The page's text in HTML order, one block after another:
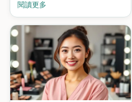
新韓國美容趨勢如何重新定義香
港美容行業，以及如何透過專業
認證課程掌握這些技術。
閱讀更多